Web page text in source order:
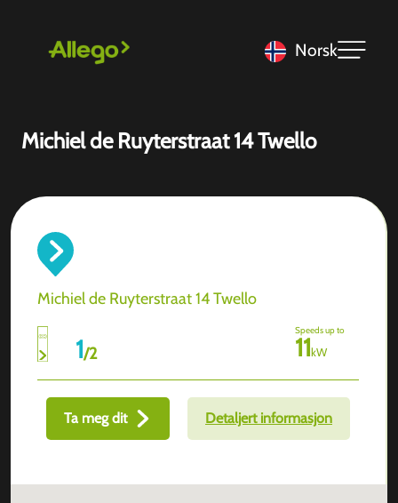
Norsk
Michiel de Ruyterstraat 14 Twello
Michiel de Ruyterstraat 14 Twello
1/2
Speeds up to
11kW
Ta meg dit Detaljert informasjon